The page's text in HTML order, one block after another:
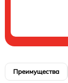
Преимущества